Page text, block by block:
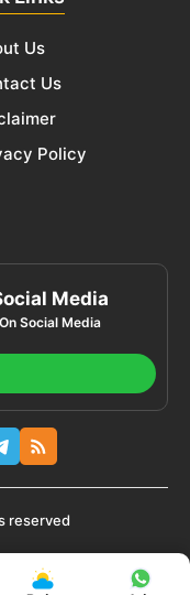
Us
Us
Policy
Media
Social Media
reserved